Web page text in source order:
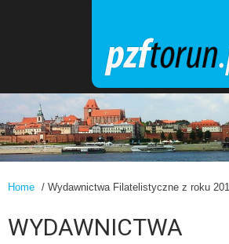
Home / Wydawnictwa Filatelistyczne z roku
WYDAWNICTWA